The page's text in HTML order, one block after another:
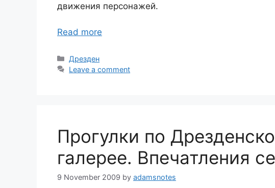
движения персонажей.
Read more
Categories
Дрезден
Leave a comment
Прогулки по
галерее. Впечатления
9 November 2009 by adamsnotes